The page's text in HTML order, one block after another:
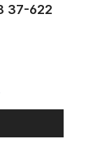
Reifen weiß 28 x 1 5/8 x 1 3/8 37-622